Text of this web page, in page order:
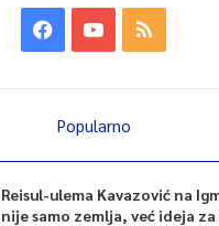
Popularno
Reisul-ulema Kavazović na
nije samo zemlja, već ideja za